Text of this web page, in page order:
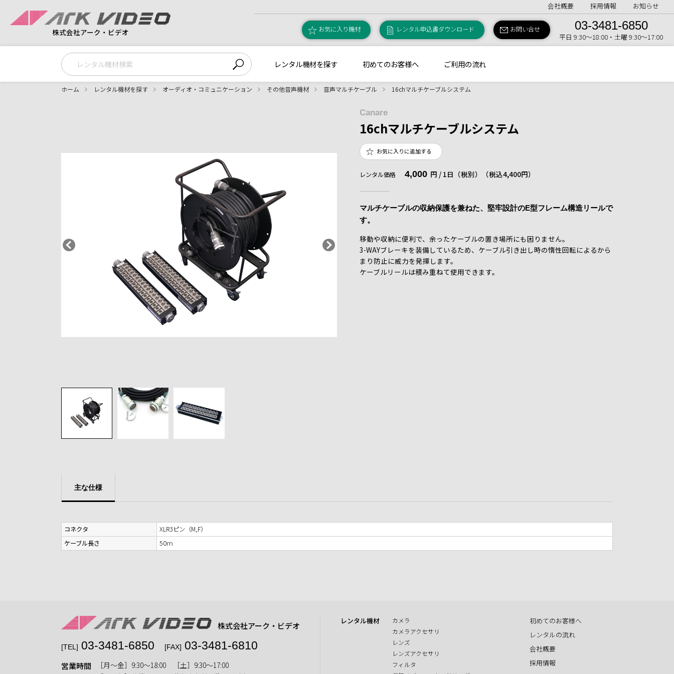
株式会社アーク・ビデオ
会社概要 採用情報 お知らせ
お気に入り機材 レンタル申込書ダウンロード お問い合せ 03-3481-6850
平日 9:30〜18:00・土曜 9:30〜17:00
レンタル機材を探す 初めてのお客様へ ご利用の流れ
ホーム レンタル機材を探す オーディオ・コミュニケーション その他音声機材 音声マルチケーブル 16chマルチケーブルシステム
Canare
16chマルチケーブルシステム
お気に入りに追加する
レンタル価格 4,000 円 / 1日（税別） （税込4,400円）
マルチケーブルの収納保護を兼ねた、堅牢設計のE型フレーム構造リールで
す。
移動や収納に便利で、余ったケーブルの置き場所にも困りません。
3-WAYブレーキを装備しているため、ケーブル引き出し時の惰性回転によるから
まり防止に威力を発揮します。
ケーブルリールは積み重ねて使用できます。
主な仕様
コネクタ
XLR3ピン（M,F）
ケーブル長さ
50ｍ
株式会社アーク・ビデオ
[TEL] 03-3481-6850 [FAX] 03-3481-6810
営業時間
［月〜金］9:30〜18:00 ［土］9:30〜17:00
レンタル機材
カメラ
カメラアクセサリ
レンズ
レンズアクセサリ
フィルタ
初めてのお客様へ
レンタルの流れ
会社概要
採用情報